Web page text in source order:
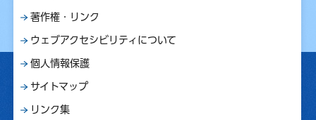
著作権・リンク
ウェブアクセシビリティについて
個人情報保護
サイトマップ
リンク集